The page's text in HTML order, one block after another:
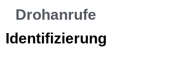
Drohanrufe
Identifizierung